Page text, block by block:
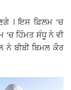
। ਇਸ ਫ਼ਿਲਮ ‘ਚ
‘ਚ ਹਿੰਮਤ ਸੰਧੂ ਨੇ ਵੀ
ਨੇ ਬੀਬੀ ਬਿਮਲ ਕੌਰ